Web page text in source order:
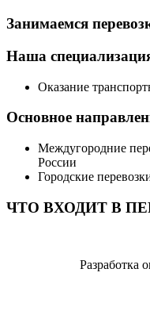
Занимаемся
Наша
Оказание
Основное
Междугородние
России
Городские
ЧТО ВХОДИТ В
Разработка